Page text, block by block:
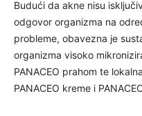
Budući da akne nisu
odgovor organizma na
probleme, obavezna je
organizma visoko
PANACEO prahom te
PANACEO kreme i